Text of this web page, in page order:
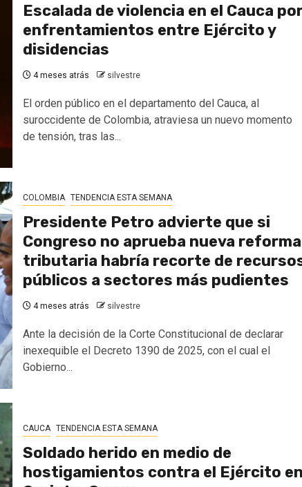
Escalada de violencia en el Cauca
enfrentamientos entre Ejército y
disidencias
4 meses atrás silvestre
El orden público en el departamento del Cauca, al
suroccidente de Colombia, atraviesa un nuevo momento
de tensión, tras las...
COLOMBIA TENDENCIA ESTA SEMANA
Presidente Petro advierte que si
Congreso no aprueba nueva reforma
tributaria habría recorte de
públicos a sectores más pudientes
4 meses atrás silvestre
Ante la decisión de la Corte Constitucional de declarar
inexequible el Decreto 1390 de 2025, con el cual el
Gobierno...
CAUCA TENDENCIA ESTA SEMANA
Soldado herido en medio de
hostigamientos contra el Ejército